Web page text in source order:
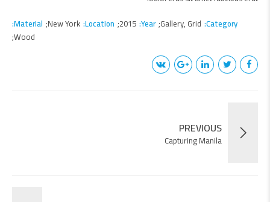
Category
Gallery, Grid
Year
2015
Location
New York
Material
Wood
PREVIOUS
Capturing Manila